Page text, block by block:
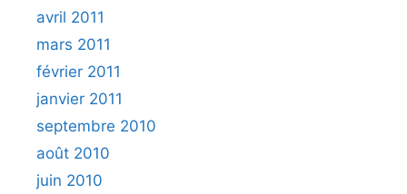
avril 2011
mars 2011
février 2011
janvier 2011
septembre 2010
août 2010
juin 2010